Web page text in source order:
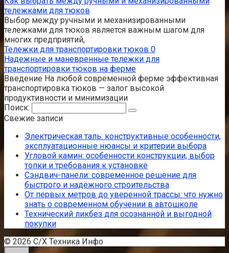
тележками для тюков
Выбор между ручными и механизированными
тележками для тюков является важным шагом для
многих предприятий,
Тележки для транспортировки тюков 0
Надежные и маневренные тележки для
транспортировки тюков на ферме
Введение На любой современной ферме эффективная
транспортировка тюков — залог высокой
продуктивности и минимизации
Поиск:
Свежие записи
Электрическая таль: конструктивные особенности,
эксплуатационные нюансы и критерии выбора
Угловой камин: особенности конструкции, выбор
топки и требования к установке
Сэндвич-панели: современное решение для
быстрого и надёжного строительства
От первых метров до уверенной трассы: что нужно
знать о современном обучении в автошколе
Технический ликбез для осознанной и выгодной
покупки
© 2026 С/Х Техника Инфо